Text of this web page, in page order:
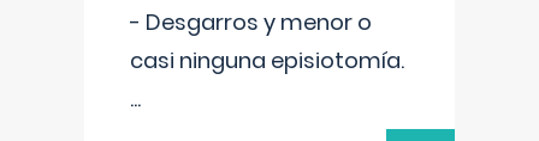
- Desgarros y menor o
casi ninguna episiotomía.
...